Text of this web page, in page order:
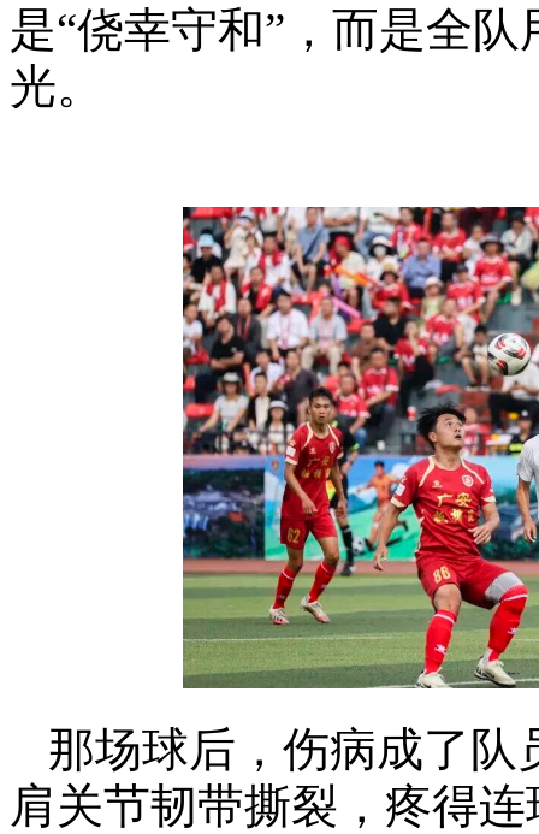
是“侥幸守和”，而是全
光。
那场球后，伤病成了队
肩关节韧带撕裂，疼得